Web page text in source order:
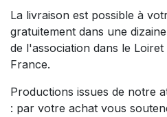
La livraison est possible à
gratuitement dans une
de l'association dans le
France.
Productions issues de notre
: par votre achat vous